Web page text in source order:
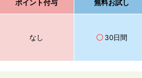
ポイント付与 無料お試し
なし 〇 30日間